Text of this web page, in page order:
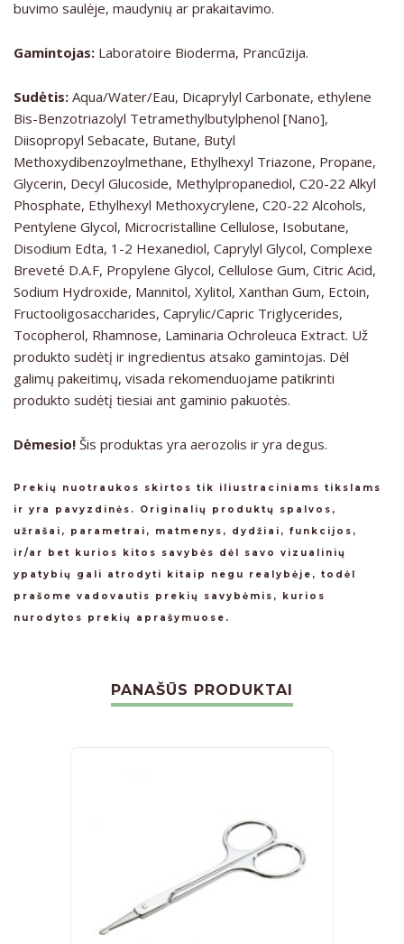
buvimo saulėje, maudynių ar prakaitavimo.
Gamintojas: Laboratoire Bioderma, Prancūzija.
Sudėtis: Aqua/Water/Eau, Dicaprylyl Carbonate, ethylene
Bis-Benzotriazolyl Tetramethylbutylphenol [Nano],
Diisopropyl Sebacate, Butane, Butyl
Methoxydibenzoylmethane, Ethylhexyl Triazone, Propane,
Glycerin, Decyl Glucoside, Methylpropanediol, C20-22 Alkyl
Phosphate, Ethylhexyl Methoxycrylene, C20-22 Alcohols,
Pentylene Glycol, Microcristalline Cellulose, Isobutane,
Disodium Edta, 1-2 Hexanediol, Caprylyl Glycol, Complexe
Breveté D.A.F, Propylene Glycol, Cellulose Gum, Citric Acid,
Sodium Hydroxide, Mannitol, Xylitol, Xanthan Gum, Ectoin,
Fructooligosaccharides, Caprylic/Capric Triglycerides,
Tocopherol, Rhamnose, Laminaria Ochroleuca Extract. Už
produkto sudėtį ir ingredientus atsako gamintojas. Dėl
galimų pakeitimų, visada rekomenduojame patikrinti
produkto sudėtį tiesiai ant gaminio pakuotės.
Dėmesio! Šis produktas yra aerozolis ir yra degus.
Prekių nuotraukos skirtos tik iliustraciniams tikslams
ir yra pavyzdinės. Originalių produktų spalvos,
užrašai, parametrai, matmenys, dydžiai, funkcijos,
ir/ar bet kurios kitos savybės dėl savo vizualinių
ypatybių gali atrodyti kitaip negu realybėje, todėl
prašome vadovautis prekių savybėmis, kurios
nurodytos prekių aprašymuose.
PANAŠŪS PRODUKTAI